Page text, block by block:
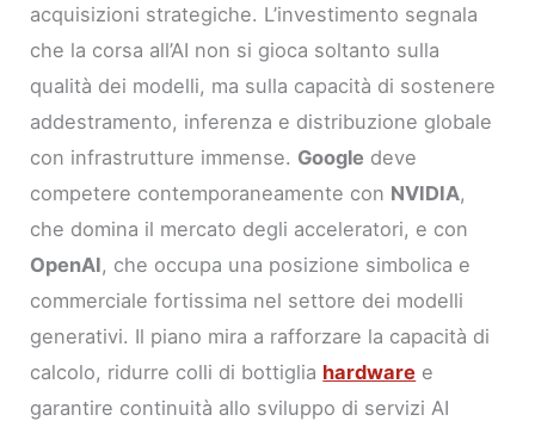
acquisizioni strategiche. L’investimento segnala
che la corsa all’AI non si gioca soltanto sulla
qualità dei modelli, ma sulla capacità di sostenere
addestramento, inferenza e distribuzione globale
con infrastrutture immense. Google deve
competere contemporaneamente con NVIDIA,
che domina il mercato degli acceleratori, e con
OpenAI, che occupa una posizione simbolica e
commerciale fortissima nel settore dei modelli
generativi. Il piano mira a rafforzare la capacità di
calcolo, ridurre colli di bottiglia hardware e
garantire continuità allo sviluppo di servizi AI